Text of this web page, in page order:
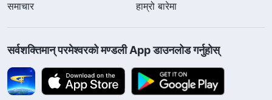
समाचार
हाम्रो बारेमा
सर्वशक्तिमान्‌ परमेश्‍वरको मण्डली App डाउनलोड गर्नुहोस्